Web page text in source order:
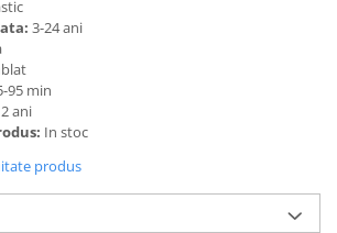
3-24 ani
95 min
2 ani
In stoc
produs